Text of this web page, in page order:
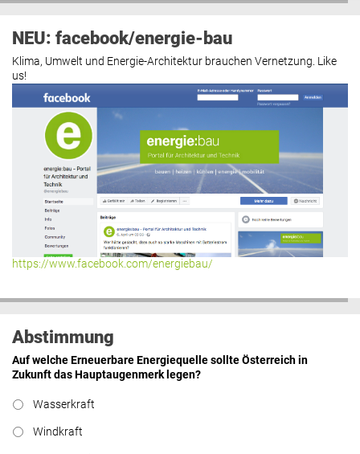
NEU: facebook/energie-bau
Klima, Umwelt und Energie-Architektur brauchen Vernetzung. Like
us!
https://www.facebook.com/energiebau/
Abstimmung
Auf welche Erneuerbare Energiequelle sollte Österreich in
Zukunft das Hauptaugenmerk legen?
Wasserkraft
Windkraft